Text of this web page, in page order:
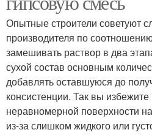
Опытные строители советуют
производителя по
замешивать раствор в два
сухой состав основным
добавлять оставшуюся до
консистенции. Так вы
неравномерной поверхности
из-за слишком жидкого или